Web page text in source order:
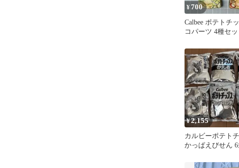
¥700
Calbee ポテトチ
コパーツ 4種セッ
¥2,155
カルビーポテト
かっぱえびせん 6